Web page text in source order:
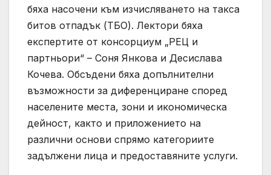
бяха насочени към изчисляването на такса
битов отпадък (ТБО). Лектори бяха
експертите от консорциум „РЕЦ и
партньори“ – Соня Янкова и Десислава
Кочева. Обсъдени бяха допълнителни
възможности за диференциране според
населените места, зони и икономическа
дейност, както и приложението на
различни основи спрямо категориите
задължени лица и предоставяните услуги.